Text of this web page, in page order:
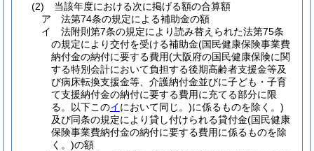
(2)
当該年度における次に掲げる額の合算額
ア
法第74条の規定による補助金の額
イ
法附則第7条の規定により読み替えられた法第75条
の規定により交付を受ける補助金(国民健康保険事業費
納付金の納付に要する費用(大阪府の国民健康保険に関
する特別会計において負担する後期高齢者支援金等及
び病床転換支援金等、介護納付金並びに子ども・子育
て支援納付金の納付に要する費用に充てる部分に限
る。以下このイにおいて同じ。)に係るものを除く。)
及び同条の規定により貸し付けられる貸付金(国民健康
保険事業費納付金の納付に要する費用に係るものを除
く。)の額